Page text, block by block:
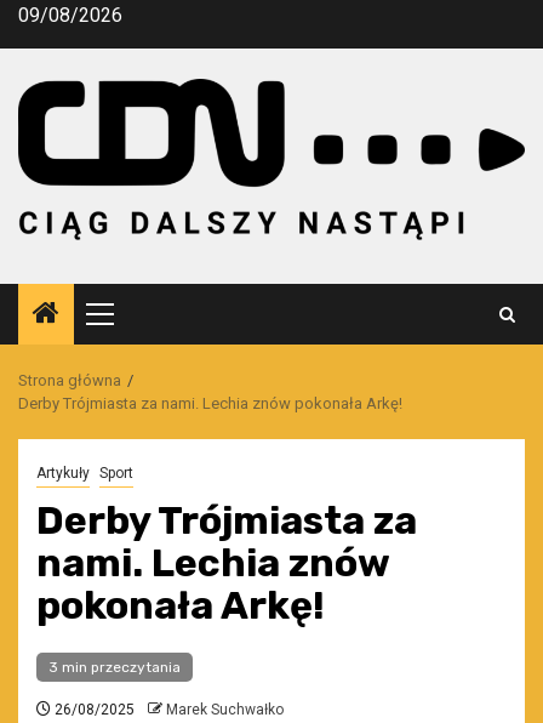
Przejdź
09/08/2026
Menu
główne
Strona główna
Derby Trójmiasta za nami. Lechia znów pokonała Arkę!
Artykuły Sport
Derby Trójmiasta za
nami. Lechia znów
pokonała Arkę!
3 min przeczytania
26/08/2025 Marek Suchwałko